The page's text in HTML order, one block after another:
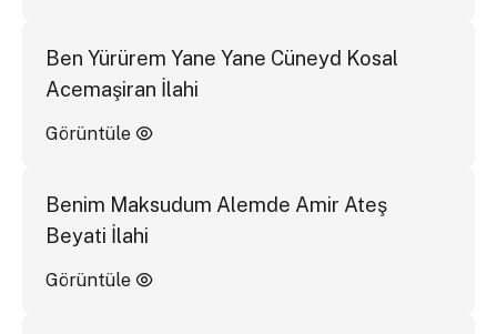
Ben Yürürem Yane Yane Cüneyd Kosal
Acemaşiran İlahi
Görüntüle
Benim Maksudum Alemde Amir Ateş
Beyati İlahi
Görüntüle